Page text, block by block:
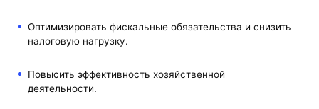
Оптимизировать фискальные обязательства и снизить
налоговую нагрузку.
Повысить эффективность хозяйственной
деятельности.